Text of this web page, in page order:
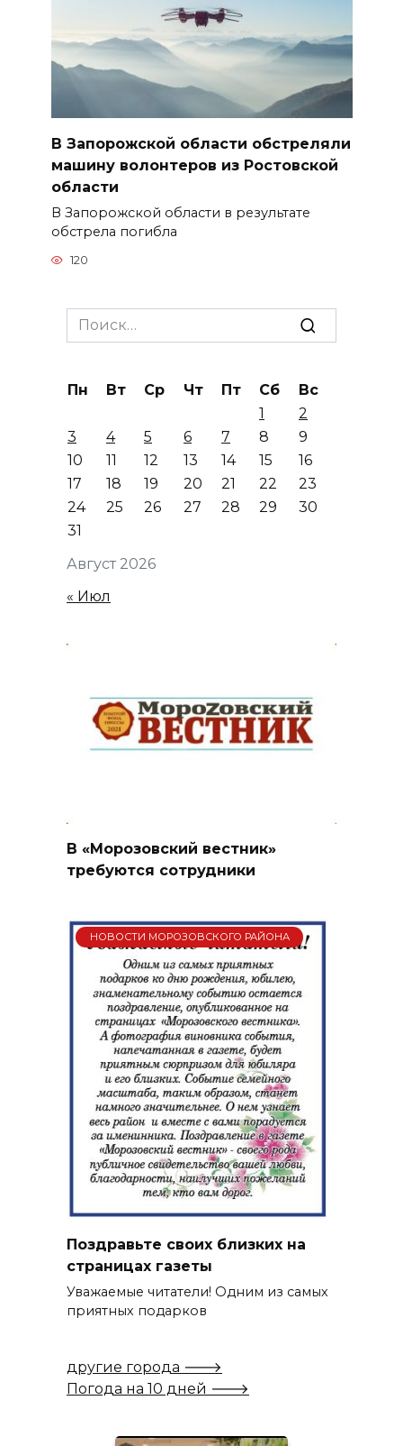
В Запорожской области обстреляли
машину волонтеров из Ростовской
области
В Запорожской области в результате
обстрела погибла
120
Search
for:
Август 2026
Пн Вт Ср Чт Пт Сб
Вс
1
2
3
4 5 6 7 8
9
10
11 12 13 14 15
16
17
18 19 20 21 22
23
24
25 26 27 28 29
30
31
« Июл
В «Морозовский вестник»
требуются сотрудники
НОВОСТИ МОРОЗОВСКОГО РАЙОНА
Поздравьте своих близких на
страницах газеты
Уважаемые читатели! Одним из самых
приятных подарков
другие города 🡒
Погода на 10 дней 🡒